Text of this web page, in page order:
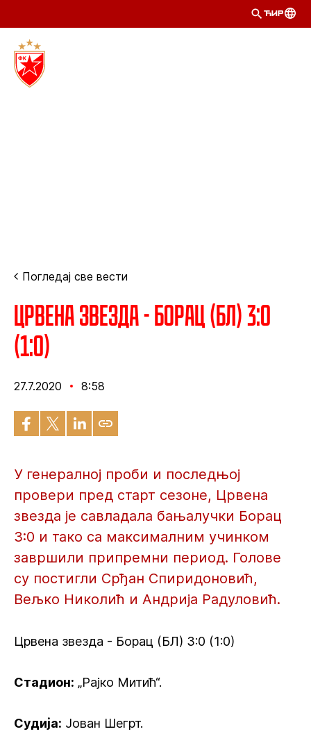
ЋИР
Погледај све вести
Црвена звезда - Борац (БЛ) 3:0
(1:0)
27.7.2020 8:58
У генералној проби и последњој
провери пред старт сезоне, Црвена
звезда је савладала бањалучки Борац
3:0 и тако са максималним учинком
завршили припремни период. Голове
су постигли Срђан Спиридоновић,
Вељко Николић и Андрија Радуловић.
Црвена звезда - Борац (БЛ) 3:0 (1:0)
Стадион: „Рајко Митић“.
Судија: Јован Шегрт.